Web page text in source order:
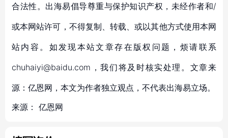
合法性。出海易倡导尊重与保护知识产权，未经作者和/
或本网站许可，不得复制、转载、或以其他方式使用本网
站内容。如发现本站文章存在版权问题，烦请联系
chuhaiyi@baidu.com，我们将及时核实处理。文章来
源：亿恩网，本文为作者独立观点，不代表出海易立场。
来源： 亿恩网